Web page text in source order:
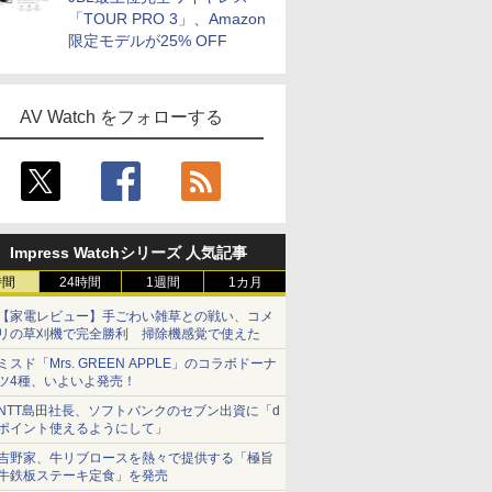
「TOUR PRO 3」、Amazon
限定モデルが25% OFF
AV Watch をフォローする
Impress Watchシリーズ 人気記事
24時間 1週間 1カ月
家電レビュー】手ごわい雑草との戦い、コメ
の草刈機で完全勝利 掃除機感覚で使えた
スド「Mrs. GREEN APPLE」のコラボドーナ
4種、いよいよ発売！
島田社長、ソフトバンクのセブン出資に「d
イント使えるようにして」
野家、牛リブロースを熱々で提供する「極旨
鉄板ステーキ定食」を発売